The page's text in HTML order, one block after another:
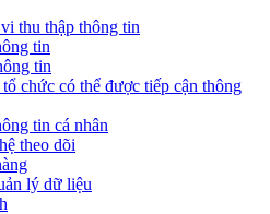
thu thập thông tin
tin
tin
chức có thể được tiếp cận thông
tin cá nhân
theo dõi
lý dữ liệu